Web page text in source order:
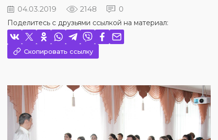
04.03.2019 2148 0
Поделитесь с друзьями ссылкой на материал:
Скопировать ссылку